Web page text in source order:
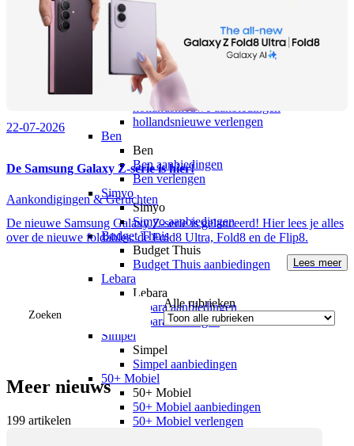
Vodafone verlengen
KPN
KPN
KPN aanbiedingen
KPN verlengen
hollandsnieuwe
hollandsnieuwe
hollandsnieuwe aanbiedingen
hollandsnieuwe verlengen
Ben
Ben
Ben aanbiedingen
Ben verlengen
Simyo
Simyo
Simyo aanbiedingen
Budget Thuis
Budget Thuis
Budget Thuis aanbiedingen
Lebara
Lebara
Lebara aanbiedingen
Lebara verlengen
Simpel
Simpel
Simpel aanbiedingen
50+ Mobiel
50+ Mobiel
50+ Mobiel aanbiedingen
50+ Mobiel verlengen
22-07-2026
De Samsung Galaxy Z-serie is hier!
Aankondigingen & Geruchten
De nieuwe Samsung Galaxy Z-serie is gelanceerd! Hier lees je alles
over de nieuwe foldables: de Fold8 Ultra, Fold8 en de Flip8.
Lees meer
Zoeken
Alle rubrieken
Meer nieuws
199 artikelen